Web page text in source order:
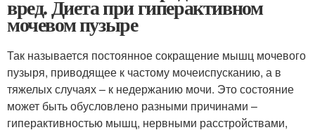
вред. Диета при гиперактивном
мочевом пузыре
Так называется постоянное сокращение мышц мочевого
пузыря, приводящее к частому мочеиспусканию, а в
тяжелых случаях – к недержанию мочи. Это состояние
может быть обусловлено разными причинами –
гиперактивностью мышц, нервными расстройствами,